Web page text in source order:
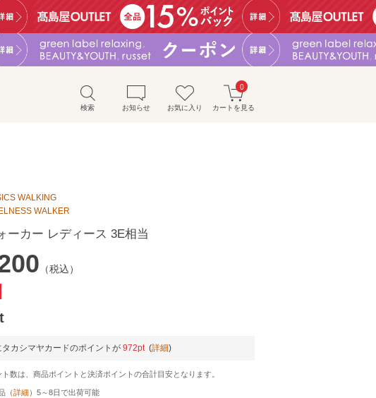
検索 お知らせ お気に入り カートを見る
0
WALKING
WALKER
ーカー レディース 3E相当
（税込）
タカシマヤカードのポイントが 972pt (詳細)
数は、商品ポイントと決済ポイントの合計目安となります。
（詳細） 5～8日で出荷可能